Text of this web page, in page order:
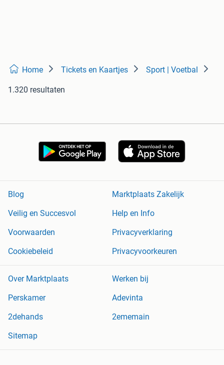
Home Tickets en Kaartjes Sport | Voetbal
1.320 resultaten
Blog
Marktplaats Zakelijk
Veilig en Succesvol
Help en Info
Voorwaarden
Privacyverklaring
Cookiebeleid
Privacyvoorkeuren
Over Marktplaats
Werken bij
Perskamer
Adevinta
2dehands
2ememain
Sitemap